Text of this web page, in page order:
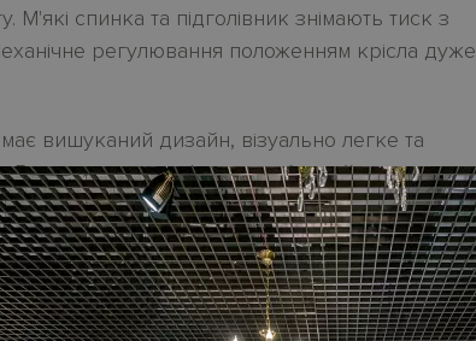
М'які спинка та підголівник знімають тиск з
регулювання положенням крісла дуже
вишуканий дизайн, візуально легке та
Вигнуті лаконічні форми роблять його
з будь-яким диваном з колекції
.
замовлення в вигляді механічного або
обрати оббивку з тканини або шкіри по